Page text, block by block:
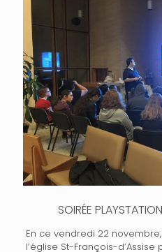
SOIRÉE
En ce vendredi 22
l’église St-François-